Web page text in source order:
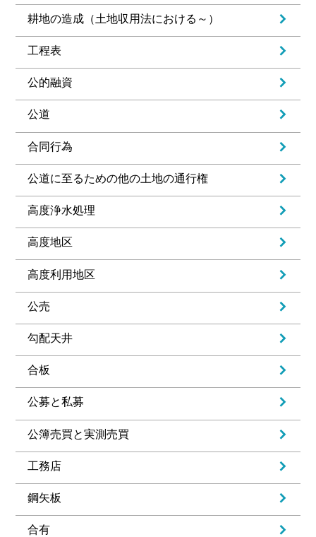
耕地の造成（土地収用法における～）
工程表
公的融資
公道
合同行為
公道に至るための他の土地の通行権
高度浄水処理
高度地区
高度利用地区
公売
勾配天井
合板
公募と私募
公簿売買と実測売買
工務店
鋼矢板
合有